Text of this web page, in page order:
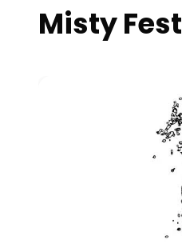
Misty